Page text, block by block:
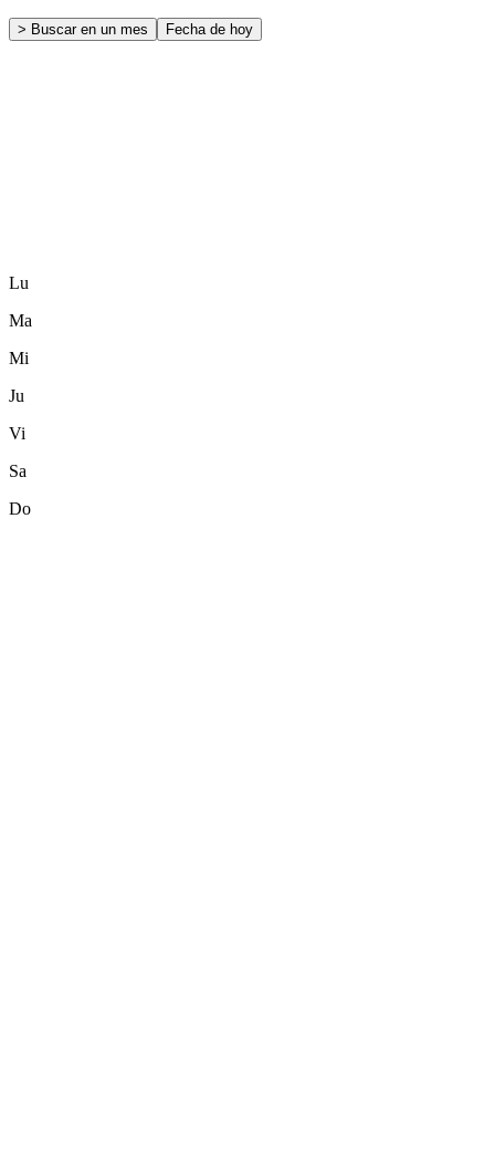
> Buscar en un mes Fecha de hoy
Lu
Ma
Mi
Ju
Vi
Sa
Do